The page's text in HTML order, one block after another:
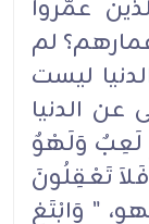
عمَّروا
لم
ليست
عن الدنيا
لَعِبٌ وَلَهْوٌ
تَعْقِلُونَ
" وَابْتَغِ